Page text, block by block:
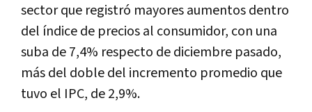
sector que registró mayores aumentos dentro
del índice de precios al consumidor, con una
suba de 7,4% respecto de diciembre pasado,
más del doble del incremento promedio que
tuvo el IPC, de 2,9%.